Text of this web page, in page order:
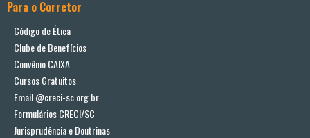
Para o Corretor
Código de Ética
Clube de Benefícios
Convênio CAIXA
Cursos Gratuitos
Email @creci-sc.org.br
Formulários CRECI/SC
Jurisprudência e Doutrinas